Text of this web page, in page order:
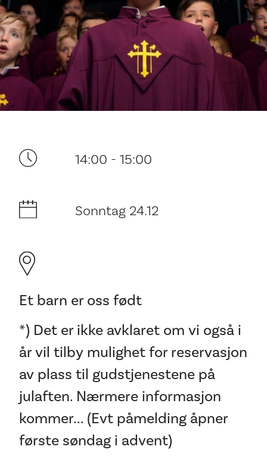
Ditt besøk
Musikk
Historie og arkitektur
14:00 - 15:00
Sonntag 24.12
Et barn er oss født
*) Det er ikke avklaret om vi også i
år vil tilby mulighet for reservasjon
av plass til gudstjenestene på
julaften. Nærmere informasjon
kommer... (Evt påmelding åpner
første søndag i advent)